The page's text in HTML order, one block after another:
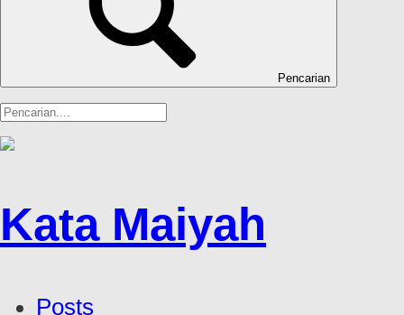
Pencarian
Kata Maiyah
Posts